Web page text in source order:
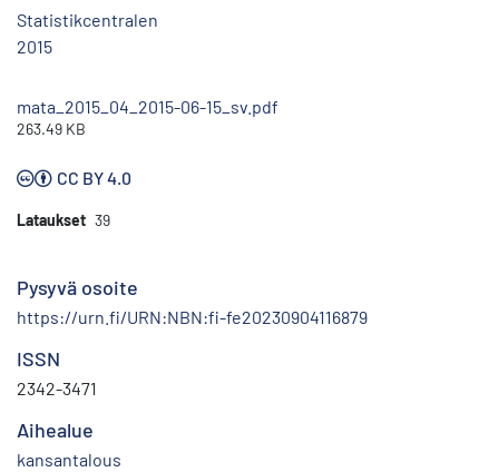
Statistikcentralen
2015
mata_2015_04_2015-06-15_sv.pdf
263.49 KB
CC BY 4.0
Lataukset 39
Pysyvä osoite
https://urn.fi/URN:NBN:fi-fe20230904116879
ISSN
2342-3471
Aihealue
kansantalous